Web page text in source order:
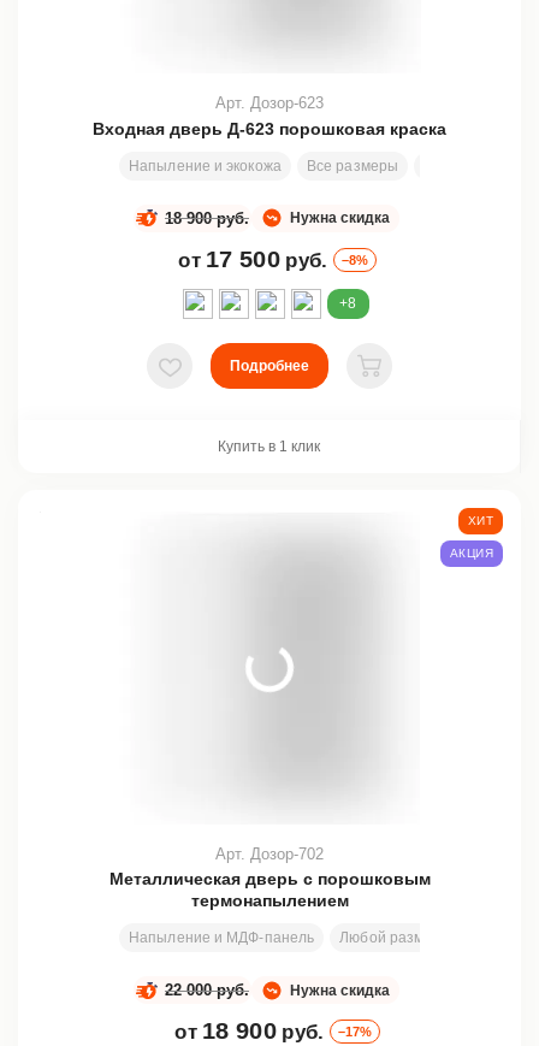
Входная дверь Д-623 порошковая краска
Напыление и экокожа Все размеры
Арт. Дозор-623
Нужна скидка
18 900 руб.
от 17 500 руб. –8%
+8
В избранное
Подробнее
В корзину
Купить в 1 клик
Металлическая дверь с порошковым
термонапылением
Напыление и МДФ-панель Любой размер
Арт. Дозор-702
Нужна скидка
22 000 руб.
от 18 900 руб. –17%
ХИТ
АКЦИЯ